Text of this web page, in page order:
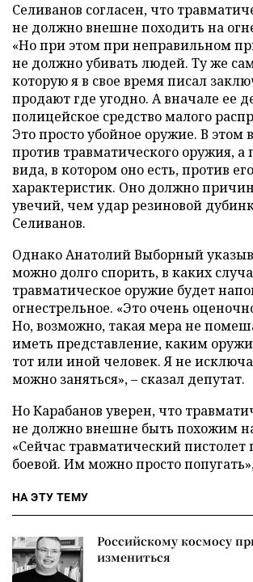
Селиванов согласен, что
не должно внешне походить на
«Но при этом при неправильном
не должно убивать людей. Ту же
которую я в свое время писал
продают где угодно. А вначале ее
полицейское средство малого
Это просто убойное оружие. В этом
против травматического оружия, а
вида, в котором оно есть, против его
характеристик. Оно должно
увечий, чем удар резиновой
Селиванов.
Однако Анатолий Выборный
можно долго спорить, в каких
травматическое оружие будет
огнестрельное. «Это очень
Но, возможно, такая мера не
иметь представление, каким
тот или иной человек. Я не
можно заняться», – сказал депутат.
Но Карабанов уверен, что
не должно внешне быть похожим
«Сейчас травматический пистолет
боевой. Им можно просто
НА ЭТУ ТЕМУ
Российскому космосу
измениться